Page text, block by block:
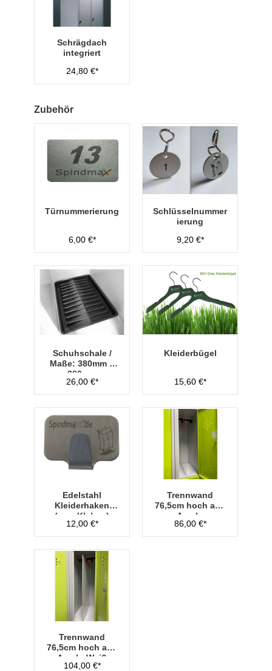
Schrägdach
integriert
24,80 €*
Zubehör
Türnummerierung
6,00 €*
Schlüsselnummer
ierung
9,20 €*
Schuhschale /
Maße: 380mm x
280mm
26,00 €*
Kleiderbügel
15,60 €*
Edelstahl
Kleiderhaken
(zum Kleben)
12,00 €*
Trennwand
76,5cm hoch aus
Acryl -
Transparent
86,00 €*
Trennwand
76,5cm hoch aus
Acryl - Weiß
104,00 €*